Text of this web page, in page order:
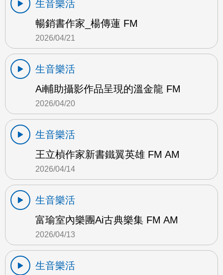
生音樂活
暢銷書作家_楊傳蓮 FM
2026/04/21
生音樂活
Ai輔助攝影作品呈現的溫金龍 FM
2026/04/20
生音樂活
王立楨作家新書鐵翼英雄 FM AM
2026/04/14
生音樂活
富瑜室內樂團Ai古典樂集 FM AM
2026/04/13
生音樂活